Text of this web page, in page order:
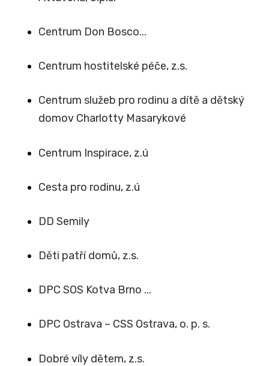
Centrum Don Bosco...
Centrum hostitelské péče, z.s.
Centrum služeb pro rodinu a dítě a dětský
domov Charlotty Masarykové
Centrum Inspirace, z.ú
Cesta pro rodinu, z.ú
DD Semily
Děti patří domů, z.s.
DPC SOS Kotva Brno ...
DPC Ostrava – CSS Ostrava, o. p. s.
Dobré víly dětem, z.s.